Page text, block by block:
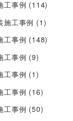
工事例 (114)
施工事例 (1)
工事例 (148)
工事例 (9)
工事例 (1)
工事例 (16)
工事例 (50)